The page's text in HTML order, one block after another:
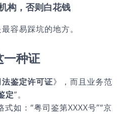
构，否则白花钱
容易踩坑的地方。
一种证
法鉴定许可证》，而且业务范
定”。
如：“粤司鉴第XXXX号”“京